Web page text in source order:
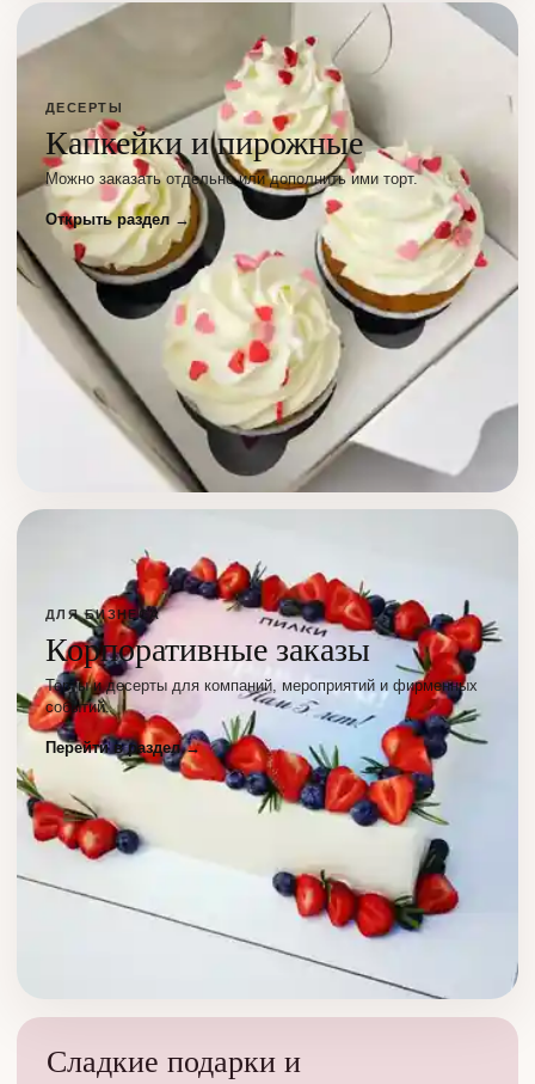
ДЕСЕРТЫ
Капкейки и пирожные
Можно заказать отдельно или дополнить ими торт.
Открыть раздел →
ДЛЯ БИЗНЕСА
Корпоративные заказы
Торты и десерты для компаний, мероприятий и фирменных
событий.
Перейти в раздел →
Сладкие подарки и